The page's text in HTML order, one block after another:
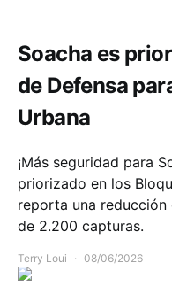
Soacha es
de Defensa
Urbana
¡Más seguridad para
priorizado en los
reporta una reducción
de 2.200 capturas.
Terry Loui 08/06/2026